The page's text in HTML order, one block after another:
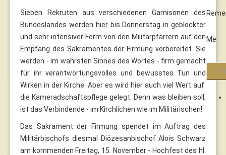
Me
Sieben Rekruten aus verschiedenen Garnisonen des
Bundeslandes werden hier bis Donnerstag in geblockter
und sehr intensiver Form von den Militärpfarrern auf den
Empfang des Sakramentes der Firmung vorbereitet. Sie
werden - im wahrsten Sinnes des Wortes - firm gemacht
für ihr verantwortungsvolles und bewusstes Tun und
Wirken in der Kirche. Aber es wird hier auch viel Wert auf
die Kameradschaftspflege gelegt. Denn was bleiben soll,
ist das Verbindende - im Kirchlichen wie im Militärischen!
Das Sakrament der Firmung spendet im Auftrag des
Militärbischofs diesmal Diözesanbischof Alois Schwarz
am kommenden Freitag, 15. November - Hochfest des hl.